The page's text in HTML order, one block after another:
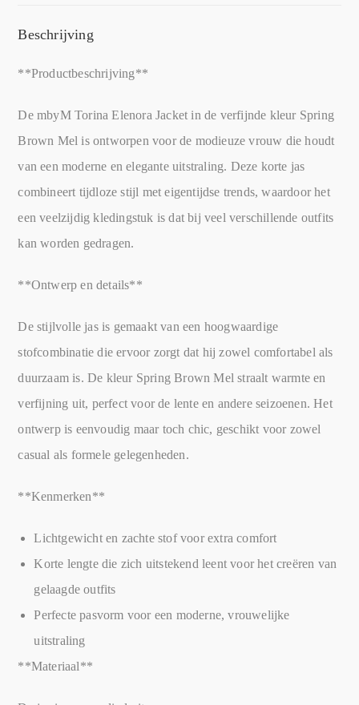
Beschrijving
**Productbeschrijving**
De mbyM Torina Elenora Jacket in de verfijnde kleur Spring
Brown Mel is ontworpen voor de modieuze vrouw die houdt
van een moderne en elegante uitstraling. Deze korte jas
combineert tijdloze stijl met eigentijdse trends, waardoor het
een veelzijdig kledingstuk is dat bij veel verschillende outfits
kan worden gedragen.
**Ontwerp en details**
De stijlvolle jas is gemaakt van een hoogwaardige
stofcombinatie die ervoor zorgt dat hij zowel comfortabel als
duurzaam is. De kleur Spring Brown Mel straalt warmte en
verfijning uit, perfect voor de lente en andere seizoenen. Het
ontwerp is eenvoudig maar toch chic, geschikt voor zowel
casual als formele gelegenheden.
**Kenmerken**
Lichtgewicht en zachte stof voor extra comfort
Korte lengte die zich uitstekend leent voor het creëren van
gelaagde outfits
Perfecte pasvorm voor een moderne, vrouwelijke
uitstraling
**Materiaal**